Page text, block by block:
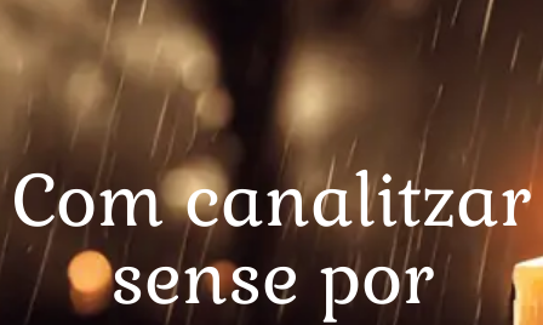
Com canalitzar
sense por